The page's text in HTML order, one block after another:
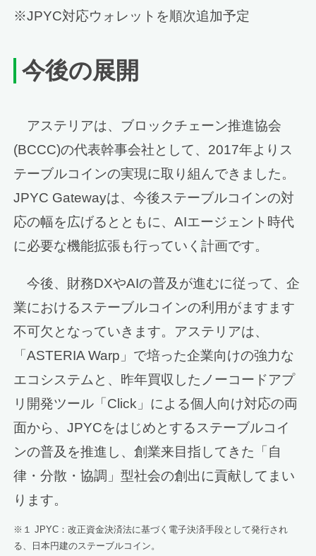
※JPYC対応ウォレットを順次追加予定
今後の展開
アステリアは、ブロックチェーン推進協会
(BCCC)の代表幹事会社として、2017年よりス
テーブルコインの実現に取り組んできました。
JPYC Gatewayは、今後ステーブルコインの対
応の幅を広げるとともに、AIエージェント時代
に必要な機能拡張も行っていく計画です。
今後、財務DXやAIの普及が進むに従って、企
業におけるステーブルコインの利用がますます
不可欠となっていきます。アステリアは、
「ASTERIA Warp」で培った企業向けの強力な
エコシステムと、昨年買収したノーコードアプ
リ開発ツール「Click」による個人向け対応の両
面から、JPYCをはじめとするステーブルコイ
ンの普及を推進し、創業来目指してきた「自
律・分散・協調」型社会の創出に貢献してまい
ります。
※１ JPYC：改正資金決済法に基づく電子決済手段として発行され
る、日本円建のステーブルコイン。